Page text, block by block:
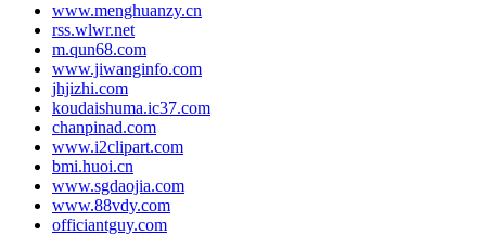
www.menghuanzy.cn
rss.wlwr.net
m.qun68.com
www.jiwanginfo.com
jhjizhi.com
koudaishuma.ic37.com
chanpinad.com
www.i2clipart.com
bmi.huoi.cn
www.sgdaojia.com
www.88vdy.com
officiantguy.com